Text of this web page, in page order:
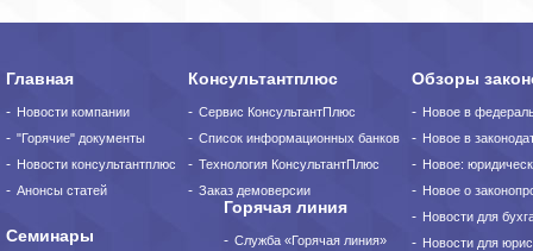
Главная
Новости компании
"Горячие" документы
Новости консультантплюс
Анонсы статей
Консультантплюс
Сервис КонсультантПлюс
Список информационных банков
Технология КонсультантПлюс
Заказ демоверсии
Обзоры
Новое в
Новое в
Новое:
Новое о
Новости для
Новости для
Горячая линия
Служба «Горячая линия»
Семинары